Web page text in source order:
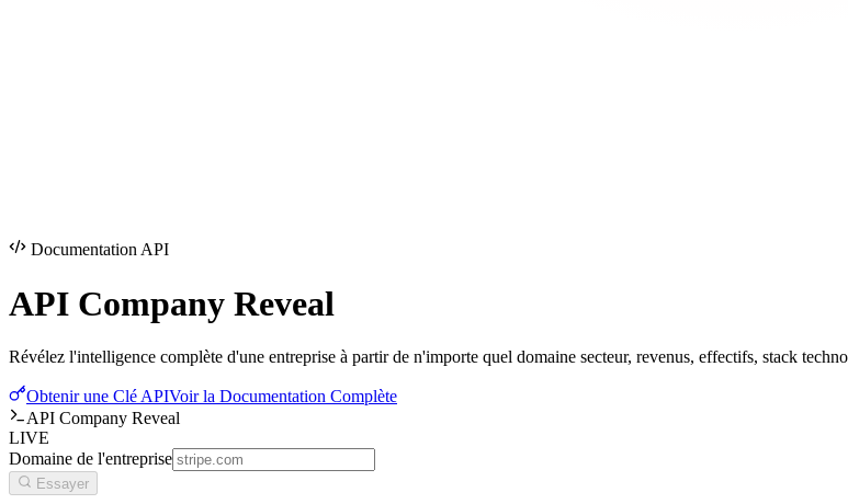
Documentation API
API Company Reveal
Révélez l'intelligence complète d'une entreprise à partir de n'importe quel domaine secteur, revenus, effectifs, stack
Obtenir une Clé APIVoir la Documentation Complète
API Company Reveal
LIVE
Domaine de l'entreprise
Essayer